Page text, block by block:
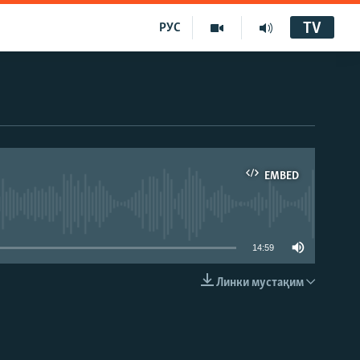
РУС TV
EMBED
EMBED
14:59
Линки мустақим